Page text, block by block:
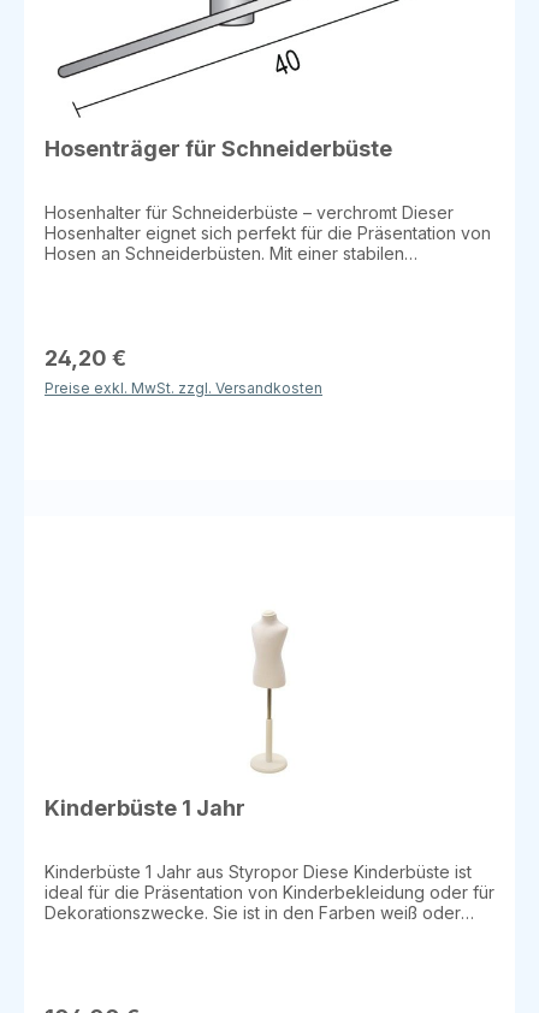
Hosenträger für Schneiderbüste
Hosenhalter für Schneiderbüste – verchromt Dieser
Hosenhalter eignet sich perfekt für die Präsentation von
Hosen an Schneiderbüsten. Mit einer stabilen
ideal für den professionellen Einsatz in Modegeschäften
oder Ausstellungen, um Hosen an Schneiderbüsten
sicher zu befestigen und ansprechend zu präsentieren.
24,20 €
Preise exkl. MwSt. zzgl. Versandkosten
Kinderbüste 1 Jahr
Kinderbüste 1 Jahr aus Styropor Diese Kinderbüste ist
ideal für die Präsentation von Kinderbekleidung oder für
Dekorationszwecke. Sie ist in den Farben weiß oder